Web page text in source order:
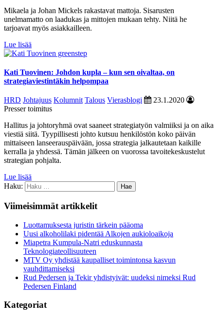
Mikaela ja Johan Mickels rakastavat mattoja. Sisarusten
unelmamatto on laadukas ja mittojen mukaan tehty. Niitä he
tarjoavat myös asiakkailleen.
Lue lisää
Kati Tuovinen: Johdon kupla – kun sen oivaltaa, on
strategiaviestintäkin helpompaa
HRD Johtajuus Kolumnit Talous Vierasblogi
23.1.2020
Presser toimitus
Hallitus ja johtoryhmä ovat saaneet strategiatyön valmiiksi ja on aika
viestiä siitä. Tyypillisesti johto kutsuu henkilöstön koko päivän
mittaiseen lanseerauspäivään, jossa strategia jalkautetaan kaikille
kerralla ja yhdessä. Tämän jälkeen on vuorossa tavoitekeskustelut
strategian pohjalta.
Lue lisää
Haku:
Viimeisimmät artikkelit
Luottamuksesta juristin tärkein pääoma
Uusi alkoholilaki pidentää Alkojen aukioloaikoja
Miapetra Kumpula-Natri eduskunnasta
Teknologiateollisuuteen
MTV Oy yhdistää kaupalliset toimintonsa kasvun
vauhdittamiseksi
Rud Pedersen ja Tekir yhdistyivät: uudeksi nimeksi Rud
Pedersen Finland
Kategoriat